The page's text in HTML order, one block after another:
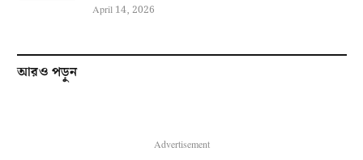
April 14, 2026
আরও পড়ুন
Advertisement